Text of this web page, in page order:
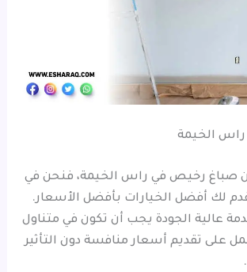
الخيمة
صباغ رخيص في راس الخيمة، فنحن في
لك أفضل الخيارات بأفضل الأسعار.
عالية الجودة يجب أن تكون في متناول
على تقديم أسعار منافسة دون التأثير